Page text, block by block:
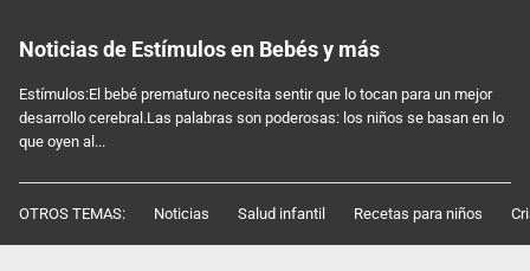
Noticias de Estímulos en Bebés y más
Estímulos:El bebé prematuro necesita sentir que lo tocan para un mejor
desarrollo cerebral.Las palabras son poderosas: los niños se basan en lo
que oyen al...
OTROS TEMAS: Noticias Salud infantil Recetas para niños